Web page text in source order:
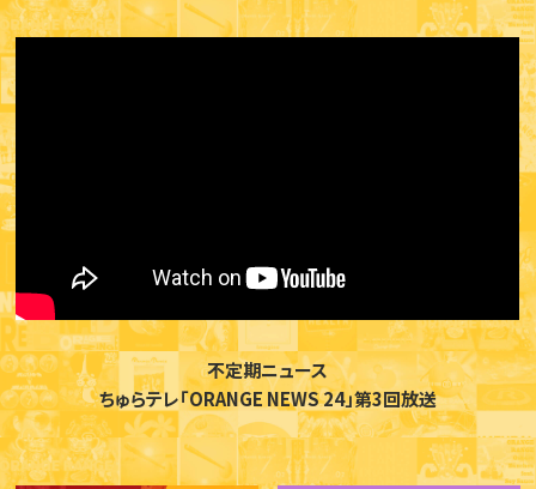
不定期ニュース
ちゅらテレ「ORANGE NEWS 24」第3回放送